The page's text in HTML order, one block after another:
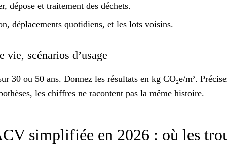
dépose et traitement des déchets.
déplacements quotidiens, et les lots voisins.
vie, scénarios d’usage
30 ou 50 ans. Donnez les résultats en kg CO₂e/m².
les chiffres ne racontent pas la même histoire.
simplifiée en 2026 : où les